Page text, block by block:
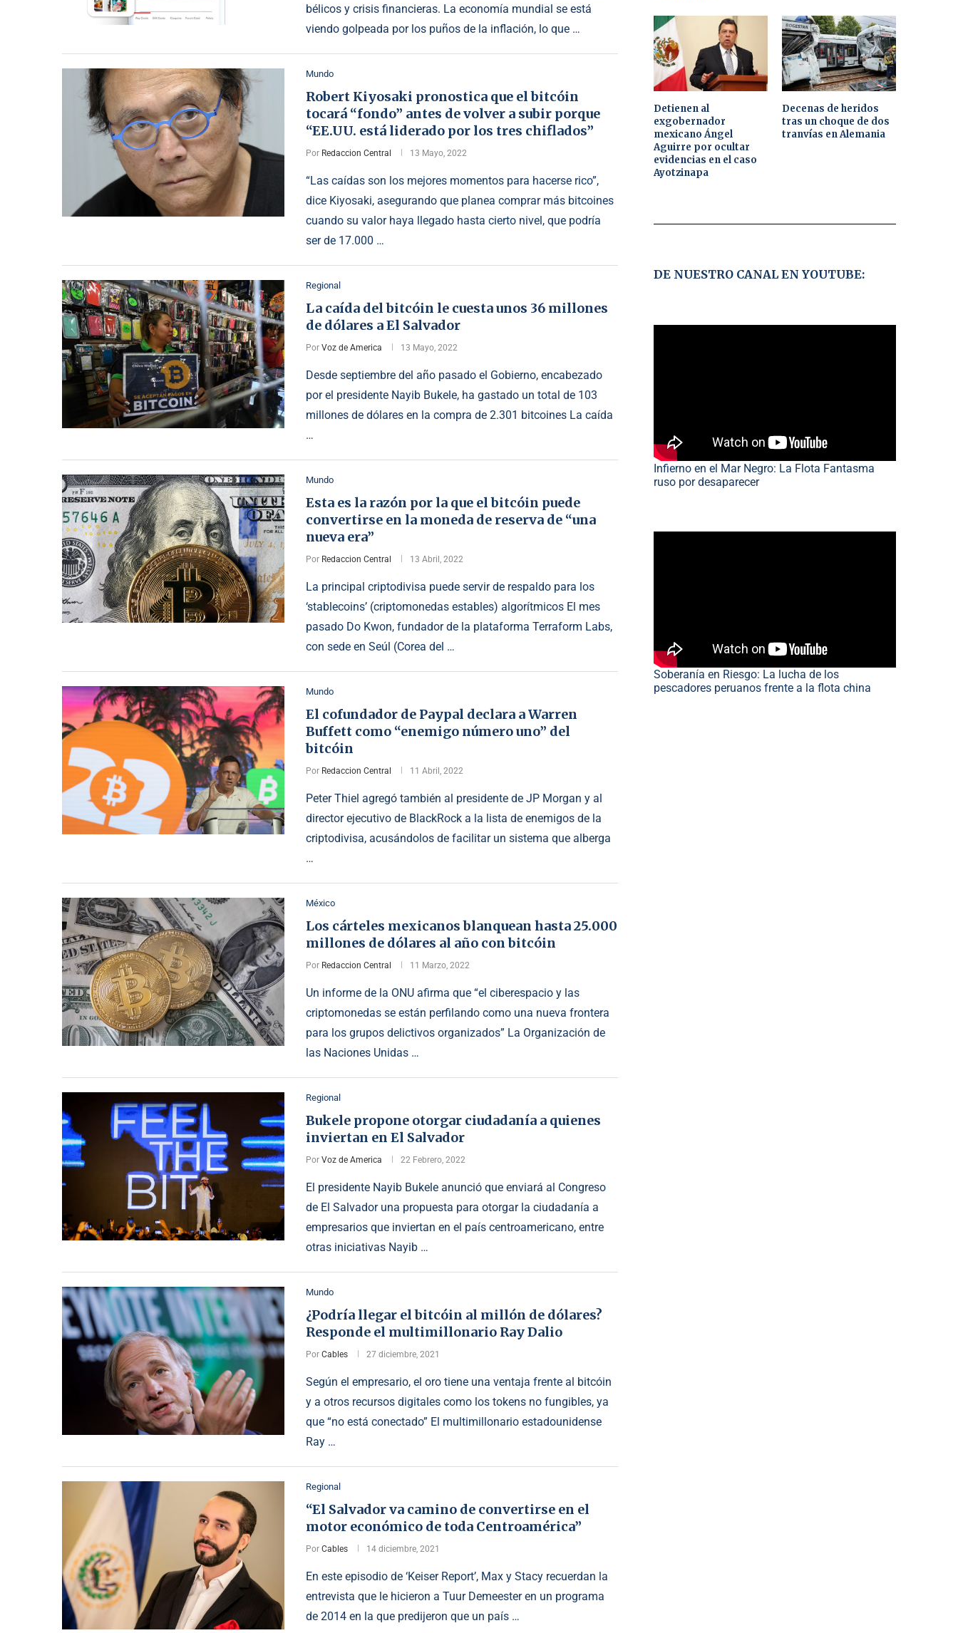
bélicos y crisis financieras. La economía mundial se está
viendo golpeada por los puños de la inflación, lo que …
Mundo
Robert Kiyosaki pronostica que el bitcóin
tocará “fondo” antes de volver a subir porque
“EE.UU. está liderado por los tres chiflados”
Por Redaccion Central 13 Mayo, 2022
“Las caídas son los mejores momentos para hacerse rico”,
dice Kiyosaki, asegurando que planea comprar más bitcoines
cuando su valor haya llegado hasta cierto nivel, que podría
ser de 17.000 …
Regional
La caída del bitcóin le cuesta unos 36 millones
de dólares a El Salvador
Por Voz de America 13 Mayo, 2022
Desde septiembre del año pasado el Gobierno, encabezado
por el presidente Nayib Bukele, ha gastado un total de 103
millones de dólares en la compra de 2.301 bitcoines La caída
…
Mundo
Esta es la razón por la que el bitcóin puede
convertirse en la moneda de reserva de “una
nueva era”
Por Redaccion Central 13 Abril, 2022
La principal criptodivisa puede servir de respaldo para los
‘stablecoins’ (criptomonedas estables) algorítmicos El mes
pasado Do Kwon, fundador de la plataforma Terraform Labs,
con sede en Seúl (Corea del …
Mundo
El cofundador de Paypal declara a Warren
Buffett como “enemigo número uno” del
bitcóin
Por Redaccion Central 11 Abril, 2022
Peter Thiel agregó también al presidente de JP Morgan y al
director ejecutivo de BlackRock a la lista de enemigos de la
criptodivisa, acusándolos de facilitar un sistema que alberga
…
México
Los cárteles mexicanos blanquean hasta 25.000
millones de dólares al año con bitcóin
Por Redaccion Central 11 Marzo, 2022
Un informe de la ONU afirma que “el ciberespacio y las
criptomonedas se están perfilando como una nueva frontera
para los grupos delictivos organizados” La Organización de
las Naciones Unidas …
Regional
Bukele propone otorgar ciudadanía a quienes
inviertan en El Salvador
Por Voz de America 22 Febrero, 2022
El presidente Nayib Bukele anunció que enviará al Congreso
de El Salvador una propuesta para otorgar la ciudadanía a
empresarios que inviertan en el país centroamericano, entre
otras iniciativas Nayib …
Mundo
¿Podría llegar el bitcóin al millón de dólares?
Responde el multimillonario Ray Dalio
Por Cables 27 diciembre, 2021
Según el empresario, el oro tiene una ventaja frente al bitcóin
y a otros recursos digitales como los tokens no fungibles, ya
que “no está conectado” El multimillonario estadounidense
Ray …
Regional
“El Salvador va camino de convertirse en el
motor económico de toda Centroamérica”
Por Cables 14 diciembre, 2021
En este episodio de ‘Keiser Report’, Max y Stacy recuerdan la
entrevista que le hicieron a Tuur Demeester en un programa
de 2014 en la que predijeron que un país …
Detienen al
exgobernador
mexicano Ángel
Aguirre por ocultar
evidencias en el caso
Ayotzinapa
Decenas de heridos
tras un choque de dos
tranvías en Alemania
DE NUESTRO CANAL EN YOUTUBE:
Infierno en el Mar Negro: La Flota Fantasma
ruso por desaparecer
Soberanía en Riesgo: La lucha de los
pescadores peruanos frente a la flota china